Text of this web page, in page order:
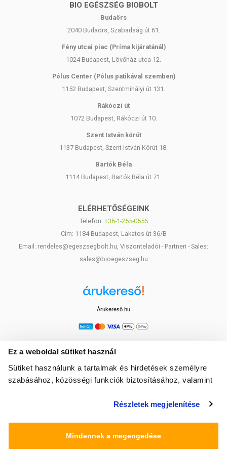
Ez a weboldal sütiket használ
Sütiket használunk a tartalmak és hirdetések személyre
szabásához, közösségi funkciók biztosításához, valamint
média-, hirdető- és elemező partnereinkkel megosztjuk az
amelyeket Ön adott meg számukra vagy az Ön által
Részletek megjelenítése
Mindennek a megengedése
BIO EGÉSZSÉG BIOBOLT
Budaörs
2040 Budaörs, Szabadság út 61.
Fény utcai piac (Príma kijáratánál)
1024 Budapest, Lövőház utca 12.
Pólus Center (Pólus patikával szemben)
1152 Budapest, Szentmihályi út 131.
Rákóczi út
1072 Budapest, Rákóczi út 10.
Szent István körút
1137 Budapest, Szent István Körút 18.
Bartók Béla
1114 Budapest, Bartók Béla út 71.
ELÉRHETŐSÉGEINK
Telefon: +36-1-255-0555
Cím: 1184 Budapest, Lakatos út 36/B
Email: rendeles@egeszsegbolt.hu, Viszonteladói - Partneri - Sales:
sales@bioegeszseg.hu
Árukereső.hu